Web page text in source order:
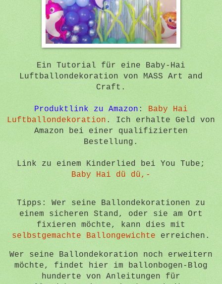
Ein Tutorial für eine Baby-Hai
Luftballondekoration von MASS Art and
Craft.
Produktlink zu Amazon : Baby Hai
Luftballondekoration . Ich erhalte Geld von
Amazon bei einer qualifizierten
Bestellung.
Link zu einem Kinderlied bei You Tube;
Baby Hai dü dü,-
Tipps: Wer seine Ballondekorationen zu
einem sicheren Stand, oder sie am Ort
fixieren möchte, kann dies mit
selbstgemachte Ballongewichte erreichen.
Wer seine Ballondekoration noch erweitern
möchte, findet hier im ballonbogen-Blog
hunderte von Anleitungen für